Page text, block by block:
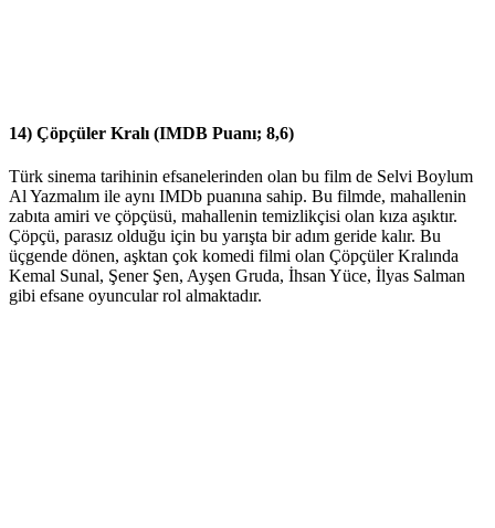
14) Çöpçüler Kralı (IMDB Puanı; 8,6)
Türk sinema tarihinin efsanelerinden olan bu film de Selvi Boylum
Al Yazmalım ile aynı IMDb puanına sahip. Bu filmde, mahallenin
zabıta amiri ve çöpçüsü, mahallenin temizlikçisi olan kıza aşıktır.
Çöpçü, parasız olduğu için bu yarışta bir adım geride kalır. Bu
üçgende dönen, aşktan çok komedi filmi olan Çöpçüler Kralında
Kemal Sunal, Şener Şen, Ayşen Gruda, İhsan Yüce, İlyas Salman
gibi efsane oyuncular rol almaktadır.